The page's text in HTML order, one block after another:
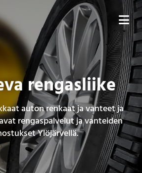
rengasliike
auton renkaat ja vanteet ja
rengaspalvelut ja vanteiden
Ylöjärvellä.